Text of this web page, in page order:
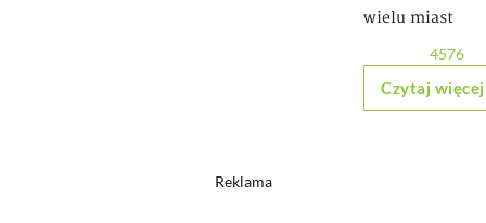
wielu miast
4576
Czytaj więcej
Reklama